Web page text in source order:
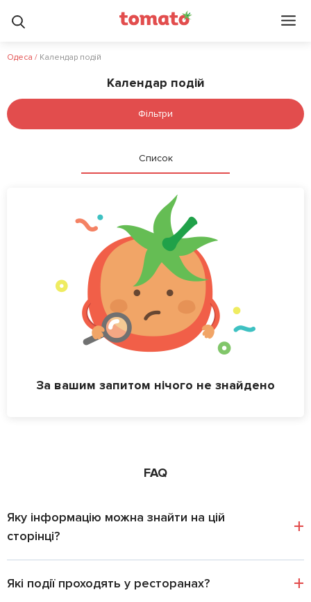
Одеса / Календар подій
Календар подій
Фільтри
Список
За вашим запитом нічого не знайдено
FAQ
Яку інформацію можна знайти на цій
сторінці?
Які події проходять у ресторанах?